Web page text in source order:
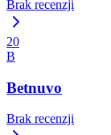
Brak recenzji
20
B
Betnuvo
Brak recenzji